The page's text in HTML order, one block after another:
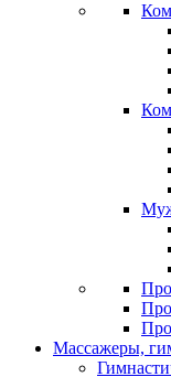
Массажеры,